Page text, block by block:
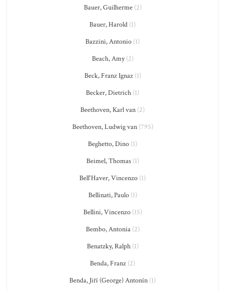
Bauer, Guilherme(2)
Bauer, Harold (1)
Bazzini, Antonio (1)
Beach, Amy(2)
Beck, Franz Ignaz(1)
Becker, Dietrich (1)
Beethoven, Karl van (2)
Beethoven, Ludwig van(795)
Beghetto, Dino (1)
Beimel, Thomas(1)
Bell'Haver, Vincenzo (1)
Bellinati, Paulo(1)
Bellini, Vincenzo(15)
Bembo, Antonia(2)
Benatzky, Ralph(1)
Benda, Franz (2)
Benda, Jiří (George) Antonín (1)